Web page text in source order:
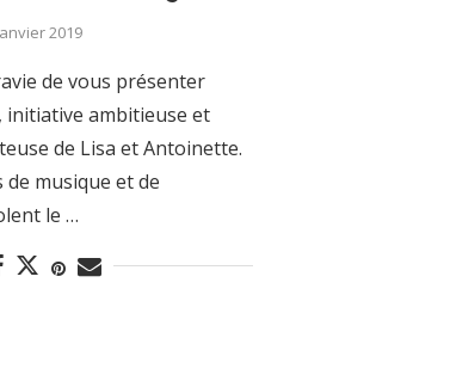
2019
de vous présenter
initiative ambitieuse et
de Lisa et Antoinette.
de musique et de
le …